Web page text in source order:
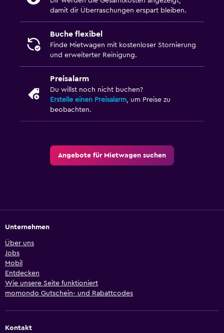
damit dir Überraschungen erspart bleiben.
Buche flexibel
Finde Mietwagen mit kostenloser Stornierung
und erweiterter Reinigung.
Preisalarm
Du willst noch nicht buchen?
Erstelle einen Preisalarm, um Preise zu
beobachten.
Angebote für Mietwagen suchen
Unternehmen
Über uns
Jobs
Mobil
Entdecken
Wie unsere Seite funktioniert
momondo Gutschein- und Rabattcodes
Kontakt